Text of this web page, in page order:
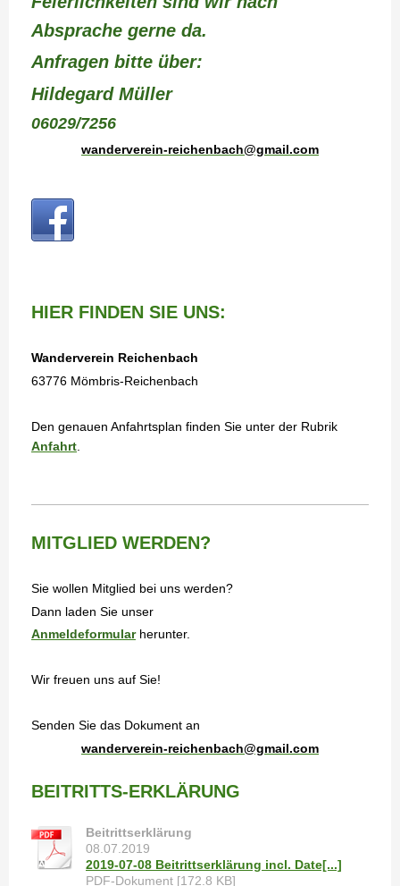
Absprache gerne da.
Anfragen bitte über:
Hildegard Müller
06029/7256
wanderverein-reichenbach@gmail.com
HIER FINDEN SIE UNS:
Wanderverein Reichenbach
63776 Mömbris-Reichenbach
Den genauen Anfahrtsplan finden Sie unter der Rubrik
Anfahrt
MITGLIED WERDEN?
Sie wollen Mitglied bei uns werden?
Dann laden Sie unser
Anmeldeformular herunter.
Wir freuen uns auf Sie!
Senden Sie das Dokument an
wanderverein-reichenbach@gmail.com
BEITRITTS-ERKLÄRUNG
Beitrittserklärung
08.07.2019
2019-07-08 Beitrittserklärung incl. Date[...]
PDF-Dokument [172.8 KB]